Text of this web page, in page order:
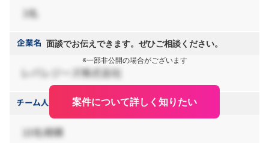
面談でお伝えできます。ぜひご相談ください。
※一部非公開の場合がございます
案件について詳しく知りたい